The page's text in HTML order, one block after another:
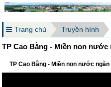
Trang chủ Truyền hình
TP Cao Bằng - Miền non nước
TP Cao Bằng - Miền non nước ngàn